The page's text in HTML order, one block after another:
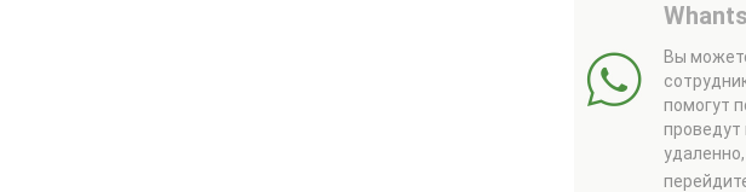
Вы
помогут
удаленно,